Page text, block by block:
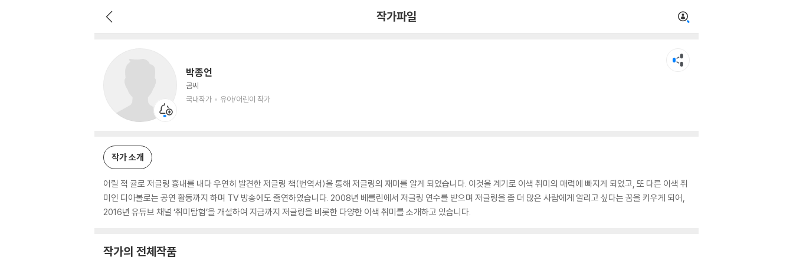
작가파일
박종언
곰씨
국내작가
유아/어린이 작가
작가 소개
어릴 적 귤로 저글링 흉내를 내다 우연히 발견한 저글링 책(번역서)을 통해 저글링의 재미를 알게 되었습니다. 이것을 계기로 이색 취미의 매력에 빠지게 되었고, 또 다른 이색 취
미인 디아볼로는 공연 활동까지 하며 TV 방송에도 출연하였습니다. 2008년 베를린에서 저글링 연수를 받으며 저글링을 좀 더 많은 사람에게 알리고 싶다는 꿈을 키우게 되어,
2016년 유튜브 채널 ‘취미탐험’을 개설하여 지금까지 저글링을 비롯한 다양한 이색 취미를 소개하고 있습니다.
작가의 전체작품